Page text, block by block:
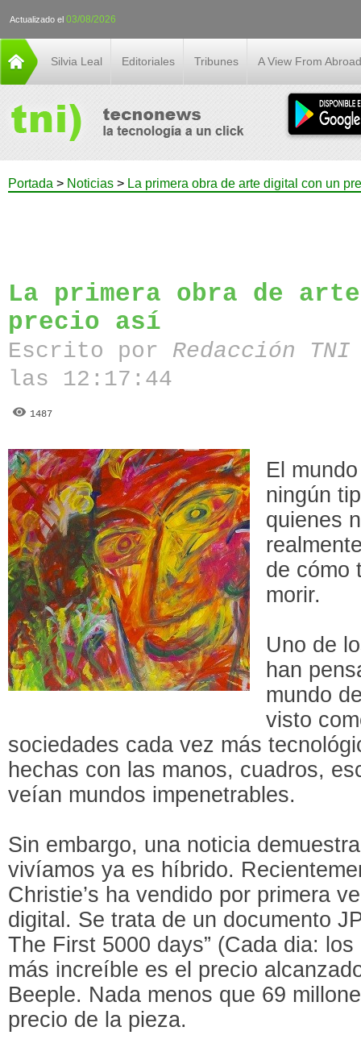
Actualizado el 03/08/2026
Silvia Leal Editoriales Tribunes A View From Abroad
Portada > Noticias > La primera obra de arte digital con un
La primera obra de
precio así
Escrito por Redacción
las 12:17:44
1487
El
ningún
quienes
de cómo
morir.
Uno de
han
mundo
visto
sociedades cada vez más
hechas con las manos, cuadros,
veían mundos impenetrables.
Sin embargo, una noticia
vivíamos ya es híbrido.
Christie’s ha vendido por primera
digital. Se trata de un documento
The First 5000 days” (Cada dia:
más increíble es el precio
Beeple. Nada menos que 69
precio de la pieza.